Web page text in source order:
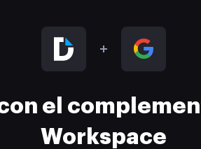
el
Workspace